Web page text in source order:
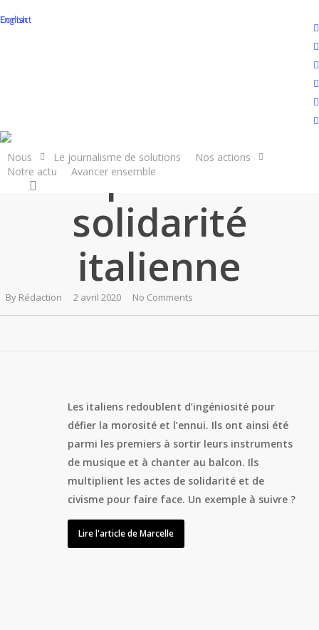
to
English
Contact
Nous Le journalisme de solutions
Nos actions
Notre actu
Avancer ensemble
S’inspirer de la
solidarité
italienne
By Rédaction 2 avril 2020 No Comments
Les italiens redoublent d’ingéniosité pour
défier la morosité et l’ennui. Ils ont ainsi été
parmi les premiers à sortir leurs instruments
de musique et à chanter au balcon. Ils
multiplient les actes de solidarité et de
civisme pour faire face. Un exemple à suivre ?
Lire l'article de Marcelle